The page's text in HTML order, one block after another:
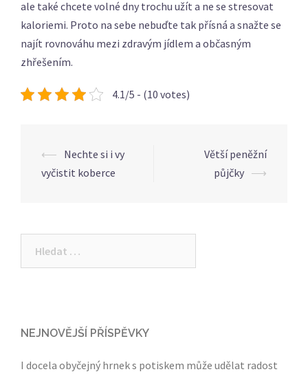
ale také chcete volné dny trochu užít a ne se stresovat
kaloriemi. Proto na sebe nebuďte tak přísná a snažte se
najít rovnováhu mezi zdravým jídlem a občasným
zhřešením.
4.1/5 - (10 votes)
Post
navigation
⟵ Nechte si i vy
vyčistit koberce
Větší peněžní
půjčky ⟶
NEJNOVĚJŠÍ PŘÍSPĚVKY
I docela obyčejný hrnek s potiskem může udělat radost